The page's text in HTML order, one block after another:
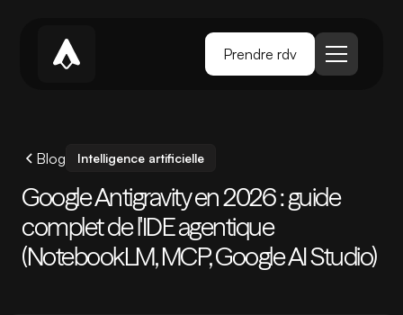
Prendre rdv
Blog Intelligence artificielle
Google Antigravity en 2026 : guide
complet de l'IDE agentique
(NotebookLM, MCP, Google AI Studio)